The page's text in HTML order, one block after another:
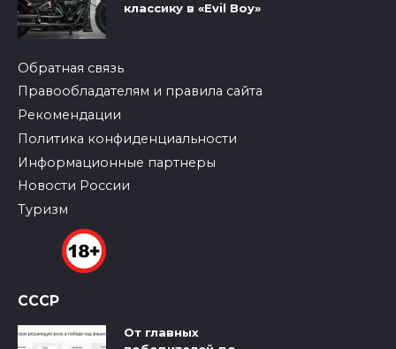
классику в «Evil Boy»
Обратная связь
Правообладателям и правила сайта
Рекомендации
Политика конфиденциальности
Информационные партнеры
Новости России
Туризм
СССР
От главных